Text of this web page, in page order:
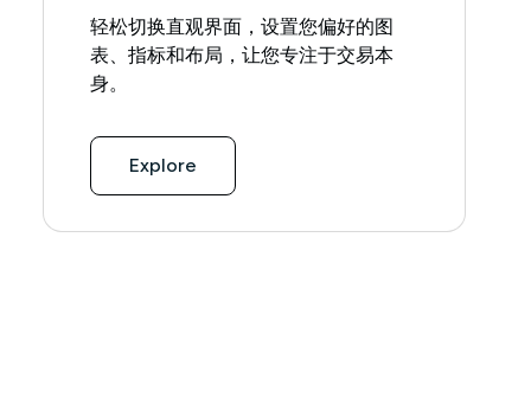
轻松切换直观界面，设置您偏好的图
表、指标和布局，让您专注于交易本
身。
Explore